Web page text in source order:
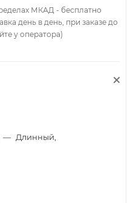
МКАД - бесплатно
день в день, при заказе до
у оператора)
— Длинный,